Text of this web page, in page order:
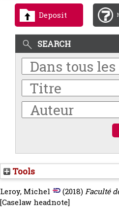
Deposit
SEARCH
Tools
Leroy, Michel (2018)Faculté
[Caselaw headnote]